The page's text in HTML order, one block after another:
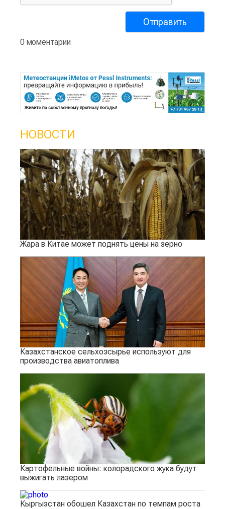
0 моментарии
НОВОСТИ
Жара в Китае может поднять цены на зерно
Казахстанское сельхозсырье используют для
производства авиатоплива
Картофельные войны: колорадского жука будут
выжигать лазером
Кыргызстан обошел Казахстан по темпам роста